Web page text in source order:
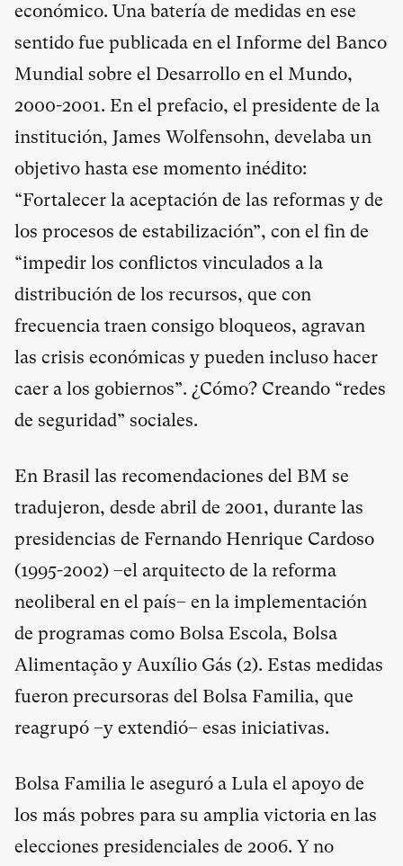
económico. Una batería de medidas en ese
sentido fue publicada en el Informe del Banco
Mundial sobre el Desarrollo en el Mundo,
2000-2001. En el prefacio, el presidente de la
institución, James Wolfensohn, develaba un
objetivo hasta ese momento inédito:
“Fortalecer la aceptación de las reformas y de
los procesos de estabilización”, con el fin de
“impedir los conflictos vinculados a la
distribución de los recursos, que con
frecuencia traen consigo bloqueos, agravan
las crisis económicas y pueden incluso hacer
caer a los gobiernos”. ¿Cómo? Creando “redes
de seguridad” sociales.
En Brasil las recomendaciones del BM se
tradujeron, desde abril de 2001, durante las
presidencias de Fernando Henrique Cardoso
(1995-2002) –el arquitecto de la reforma
neoliberal en el país– en la implementación
de programas como Bolsa Escola, Bolsa
Alimentação y Auxílio Gás (2). Estas medidas
fueron precursoras del Bolsa Familia, que
reagrupó –y extendió– esas iniciativas.
Bolsa Familia le aseguró a Lula el apoyo de
los más pobres para su amplia victoria en las
elecciones presidenciales de 2006. Y no